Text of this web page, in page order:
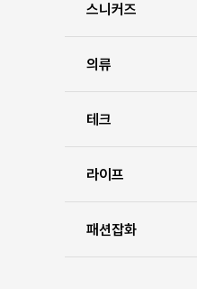
스니커즈
의류
테크
라이프
패션잡화